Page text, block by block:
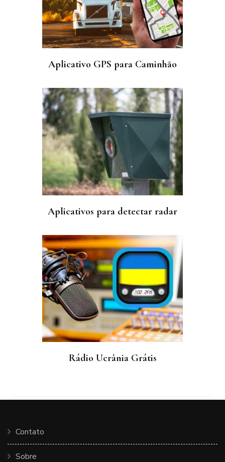
Aplicativo GPS para Caminhão
Aplicativos para detectar radar
Rádio Ucrânia Grátis
Contato
Sobre